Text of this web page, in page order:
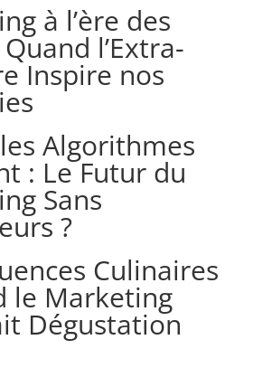
à l’ère des
l’Extra-
Inspire nos
Algorithmes
: Le Futur du
Sans
?
Culinaires
le Marketing
Dégustation